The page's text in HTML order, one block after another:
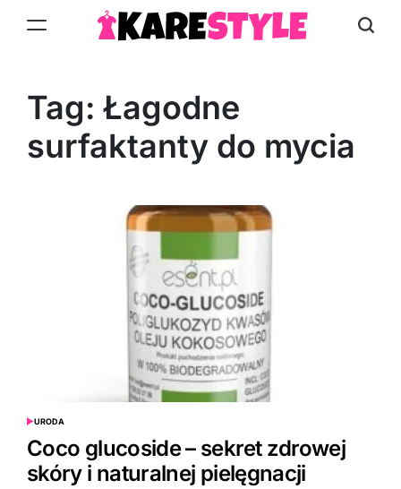
Tag: Łagodne
surfaktanty do mycia
POSTED
IN
URODA
Coco glucoside – sekret zdrowej
skóry i naturalnej pielęgnacji